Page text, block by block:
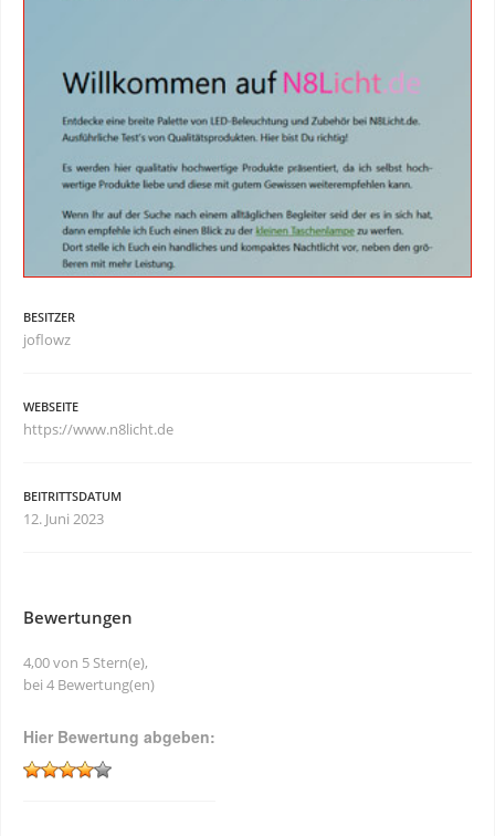
BESITZER
joflowz
WEBSEITE
https://www.n8licht.de
BEITRITTSDATUM
12. Juni 2023
Bewertungen
4,00 von 5 Stern(e),
bei 4 Bewertung(en)
Hier Bewertung abgeben: